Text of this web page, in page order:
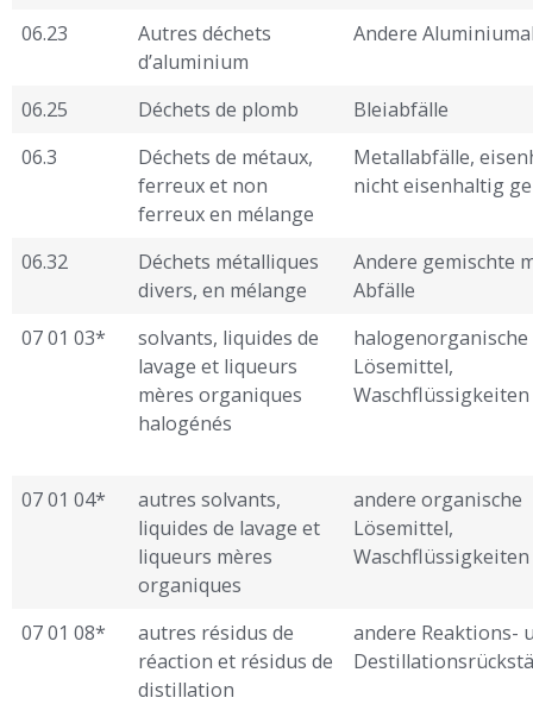
06.23
Autres déchets
d’aluminium
Andere
06.25 Déchets de plomb
Bleiabfälle
06.3
Déchets de métaux,
ferreux et non
ferreux en mélange
Metallabfälle,
nicht eisenhaltig
06.32
Déchets métalliques
divers, en mélange
Andere gemischte
Abfälle
07 01 03*
solvants, liquides de
lavage et liqueurs
mères organiques
halogénés
halogenorganische
Lösemittel,
07 01 04*
autres solvants,
liquides de lavage et
liqueurs mères
organiques
andere organische
Lösemittel,
07 01 08*
autres résidus de
réaction et résidus de
distillation
andere Reaktions-